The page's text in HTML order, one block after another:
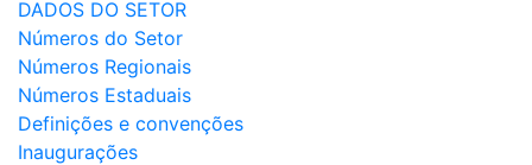
DADOS DO SETOR
Números do Setor
Números Regionais
Números Estaduais
Definições e convenções
Inaugurações